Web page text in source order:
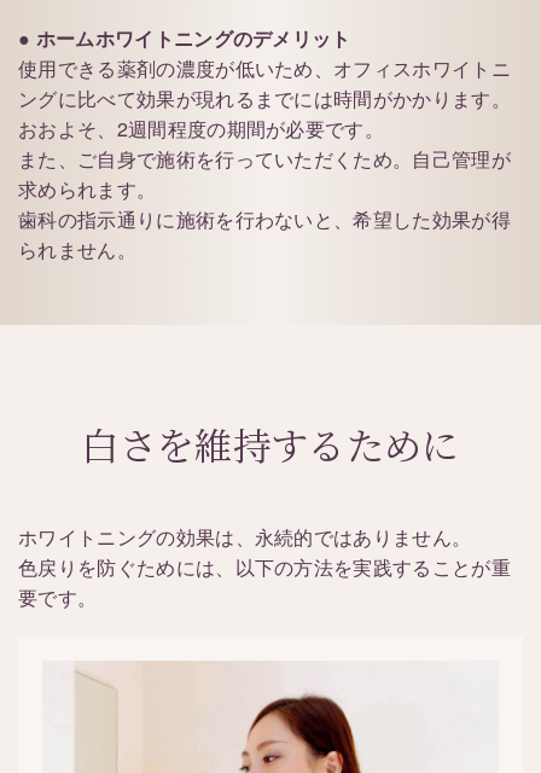
● ホームホワイトニングのデメリット
使用できる薬剤の濃度が低いため、オフィスホワイトニ
ングに比べて効果が現れるまでには時間がかかります。
おおよそ、2週間程度の期間が必要です。
また、ご自身で施術を行っていただくため。自己管理が
求められます。
歯科の指示通りに施術を行わないと、希望した効果が得
られません。
白さを維持するために
ホワイトニングの効果は、永続的ではありません。
色戻りを防ぐためには、以下の方法を実践することが重
要です。